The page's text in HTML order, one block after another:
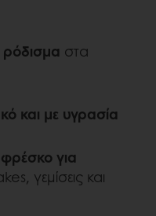
στα
και με υγρασία
φρέσκο για
γεμίσεις και